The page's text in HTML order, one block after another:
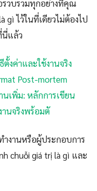
วบรวมทุกอย่างที่คุณ
gì ไว้ในที่เดียวไม่ต้องไป
นี่แล้ว
งค่าและใช้งานจริง
Post-mortem
นเพิ่ม: หลักการเขียน
นจริงพร้อมตั
งานหรือผู้ประกอบการ
chuỗi giá trị là gì และ